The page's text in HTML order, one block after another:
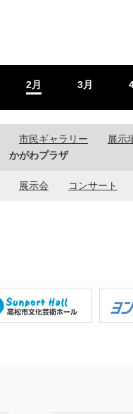
2月 3月
市民ギャラリー 展示
かがわプラザ
展示会 コンサート